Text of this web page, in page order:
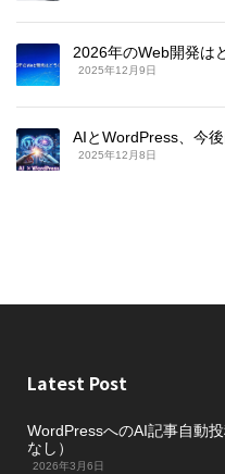
2026年のWeb開発は
2025年12月9日
AIとWordPress、今
2025年12月8日
Latest Post
WordPressへのAI記事自動
なし）
2026年3月6日